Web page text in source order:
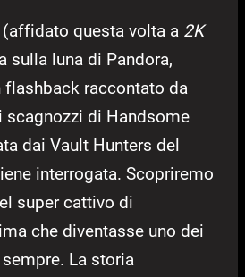
questa volta a 2K
sulla luna di Pandora,
flashback raccontato da
scagnozzi di Handsome
dai Vault Hunters del
interrogata. Scopriremo
super cattivo di
che diventasse uno dei
La storia